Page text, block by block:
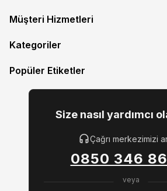
Müşteri Hizmetleri
Kategoriler
Popüler Etiketler
Size nasıl yardımcı
Çağrı merkezimizi
0850 346